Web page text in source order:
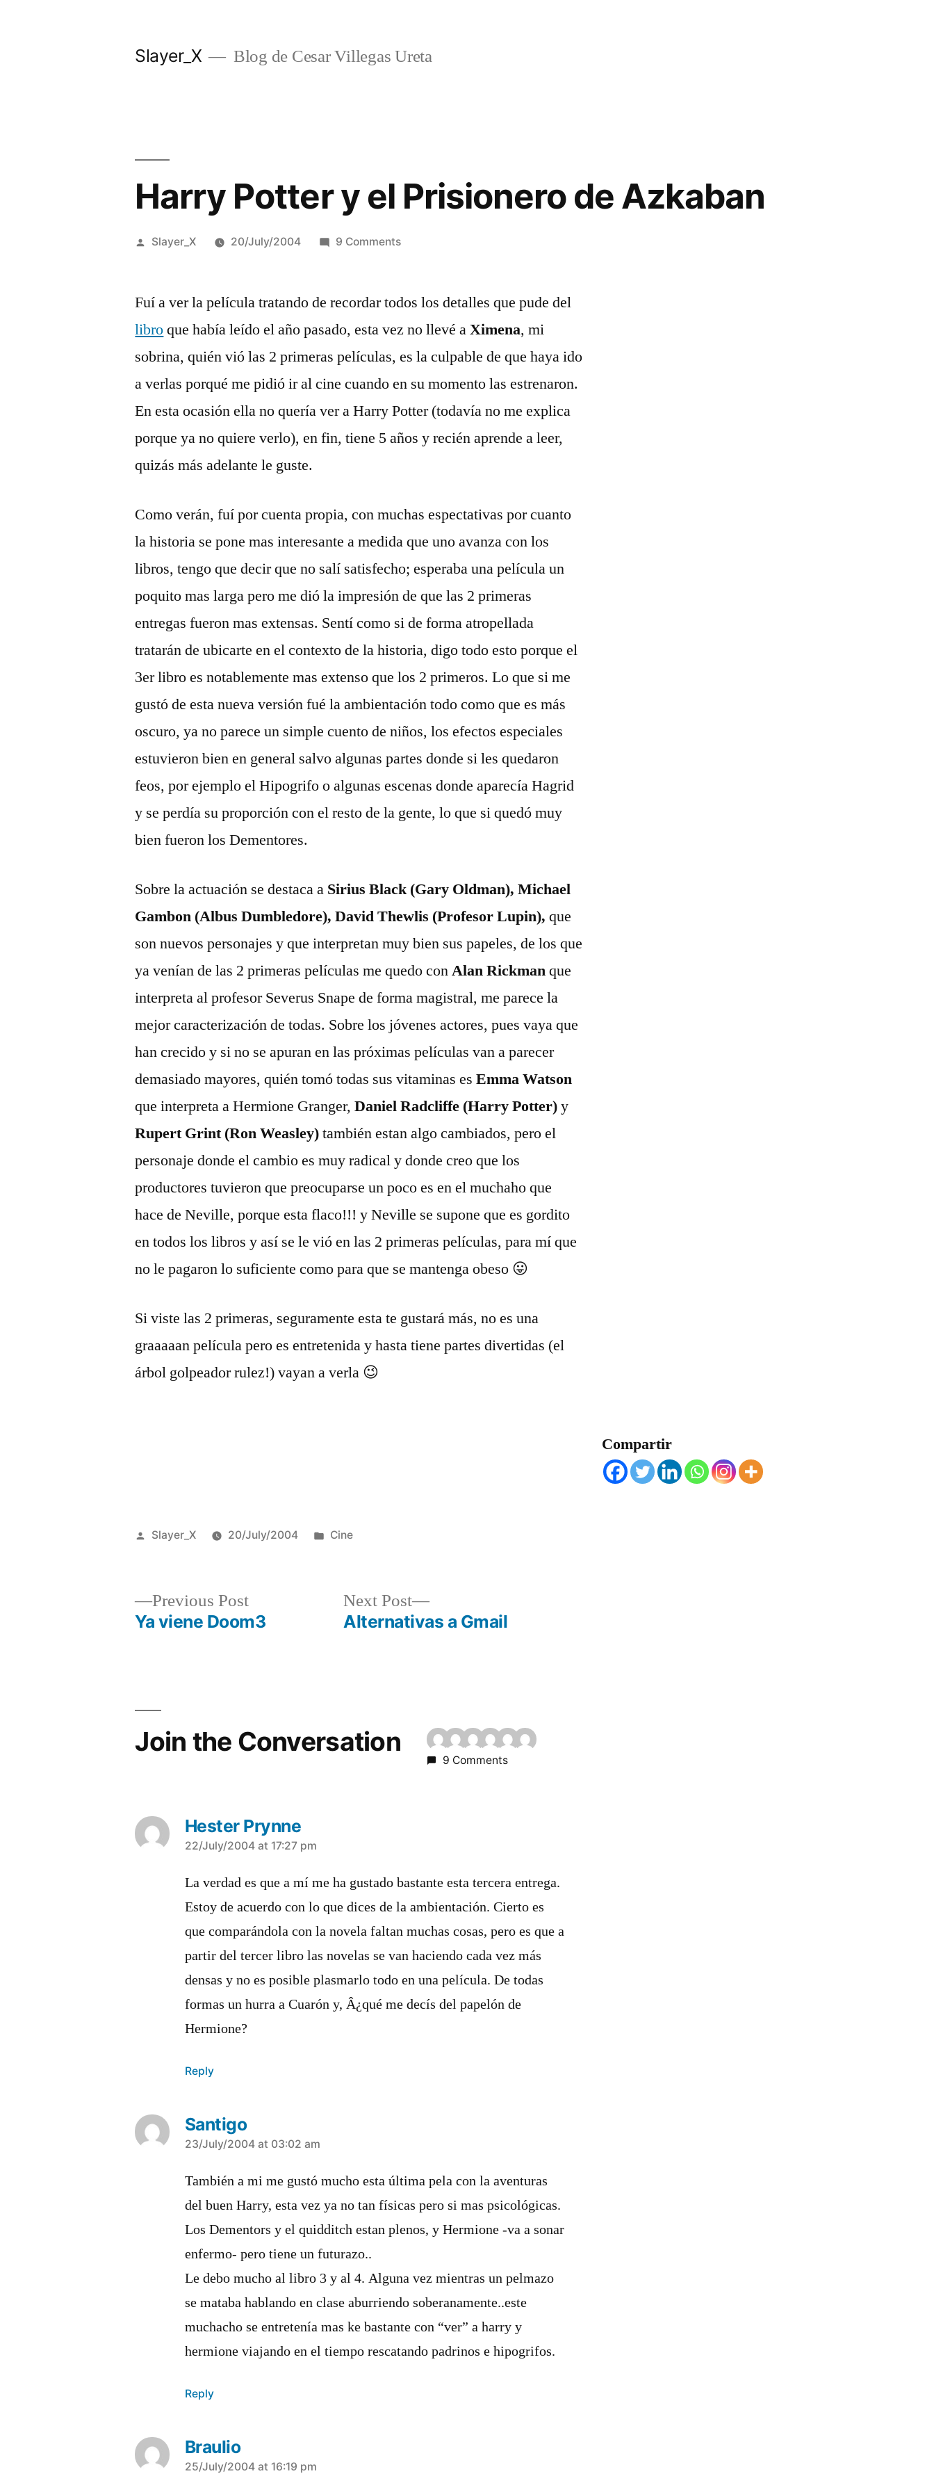
Slayer_X Blog de Cesar Villegas Ureta
Harry Potter y el Prisionero de Azkaban
Posted
Slayer_X 20/July/2004 9 Commentson
y
Prisionero
de
Fuí­ a ver la pelí­cula tratando de recordar todos los detalles que pude del
libroque habí­a leí­do el año pasado, esta vez no llevé aXimena, mi
sobrina, quién vió las 2 primeras pelí­culas, es la culpable de que haya ido
a verlas porqué me pidió ir al cine cuando en su momento las estrenaron.
En esta ocasión ella no querí­a ver a Harry Potter (todaví­a no me explica
porque ya no quiere verlo), en fin, tiene 5 años y recién aprende a leer,
quizás más adelante le guste.
Como verán, fuí­ por cuenta propia, con muchas espectativas por cuanto
la historia se pone mas interesante a medida que uno avanza con los
libros, tengo que decir que no salí­ satisfecho; esperaba una pelí­cula un
poquito mas larga pero me dió la impresión de que las 2 primeras
entregas fueron mas extensas. Sentí­ como si de forma atropellada
tratarán de ubicarte en el contexto de la historia, digo todo esto porque el
3er libro es notablemente mas extenso que los 2 primeros. Lo que si me
gustó de esta nueva versión fué la ambientación todo como que es más
oscuro, ya no parece un simple cuento de niños, los efectos especiales
estuvieron bien en general salvo algunas partes donde si les quedaron
feos, por ejemplo el Hipogrifo o algunas escenas donde aparecí­a Hagrid
y se perdí­a su proporción con el resto de la gente, lo que si quedó muy
bien fueron los Dementores.
Sobre la actuación se destaca a Sirius Black (Gary Oldman), Michael
Gambon (Albus Dumbledore), David Thewlis (Profesor Lupin), que
son nuevos personajes y que interpretan muy bien sus papeles, de los que
ya vení­an de las 2 primeras pelí­culas me quedo conAlan Rickmanque
interpreta al profesor Severus Snape de forma magistral, me parece la
mejor caracterización de todas. Sobre los jóvenes actores, pues vaya que
han crecido y si no se apuran en las próximas pelí­culas van a parecer
demasiado mayores, quién tomó todas sus vitaminas esEmma Watson
que interpreta a Hermione Granger,Daniel Radcliffe (Harry Potter)y
Rupert Grint (Ron Weasley)también estan algo cambiados, pero el
personaje donde el cambio es muy radical y donde creo que los
productores tuvieron que preocuparse un poco es en el muchaho que
hace de Neville, porque esta flaco!!! y Neville se supone que es gordito
en todos los libros y así­ se le vió en las 2 primeras pelí­culas, para mí­ que
no le pagaron lo suficiente como para que se mantenga obeso 😛
Si viste las 2 primeras, seguramente esta te gustará más, no es una
graaaaan pelí­cula pero es entretenida y hasta tiene partes divertidas (el
árbol golpeador rulez!) vayan a verla 😉
Compartir
Posted
Slayer_X 20/July/2004
Posted
Cine
Previous PostPrevious
post:
Ya viene Doom3
Next Post
Next
post:
Alternativas a Gmail
Join the Conversation
9 Comments
Hester Prynne
says:
22/July/2004 at 17:27 pm
La verdad es que a mí­ me ha gustado bastante esta tercera entrega.
Estoy de acuerdo con lo que dices de la ambientación. Cierto es
que comparándola con la novela faltan muchas cosas, pero es que a
partir del tercer libro las novelas se van haciendo cada vez más
densas y no es posible plasmarlo todo en una pelí­cula. De todas
formas un hurra a Cuarón y, Â¿qué me decí­s del papelón de
Hermione?
Reply
Santigo
says:
23/July/2004 at 03:02 am
También a mi me gustó mucho esta última pela con la aventuras
del buen Harry, esta vez ya no tan fí­sicas pero si mas psicológicas.
Los Dementors y el quidditch estan plenos, y Hermione -va a sonar
enfermo- pero tiene un futurazo..
Le debo mucho al libro 3 y al 4. Alguna vez mientras un pelmazo
se mataba hablando en clase aburriendo soberanamente..este
muchacho se entretení­a mas ke bastante con “ver” a harry y
hermione viajando en el tiempo rescatando padrinos e hipogrifos.
Reply
Braulio
says:
25/July/2004 at 16:19 pm